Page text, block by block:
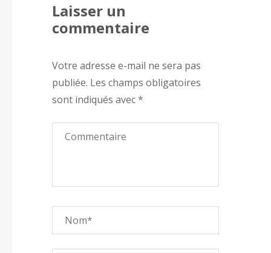
Laisser un
commentaire
Votre adresse e-mail ne sera pas
publiée. Les champs obligatoires
sont indiqués avec*